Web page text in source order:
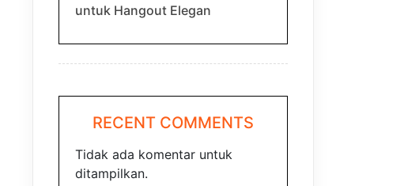
untuk Hangout Elegan
RECENT COMMENTS
Tidak ada komentar untuk
ditampilkan.